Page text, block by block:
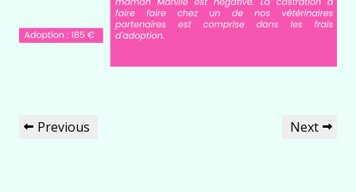
de
Previous
Previous
Next
Next